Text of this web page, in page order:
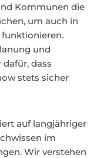
Kommunen die
um auch in
und
dass
stets sicher
auf langjähriger
im
Wir verstehen